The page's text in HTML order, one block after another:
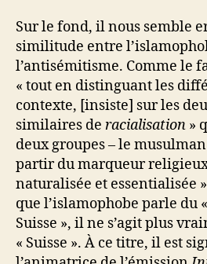
Sur le fond, il nous semble
similitude entre
l’antisémitisme. Comme le
« tout en distinguant les
contexte, [insiste] sur les
similaires de racialisation »
deux groupes – le
partir du marqueur
naturalisée et essentialisée
que l’islamophobe parle du
Suisse », il ne s’agit plus
« Suisse ». À ce titre, il est